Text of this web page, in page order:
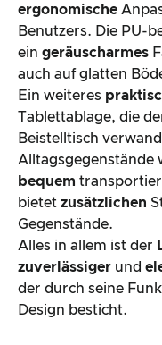
ergonomische
Benutzers. Die PU-
ein geräuscharmes
auch auf glatten
Ein weiteres
Tablettablage, die
Beistelltisch
Alltagsgegenstände
bequem
bietet zusätzlichen
Gegenstände.
Alles in allem ist der
zuverlässiger und
der durch seine
Design besticht.